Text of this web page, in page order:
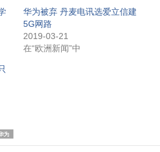
华为被弃 丹麦电讯选爱立信建
5G网路
2019-03-21
在“欧洲新闻”中
为